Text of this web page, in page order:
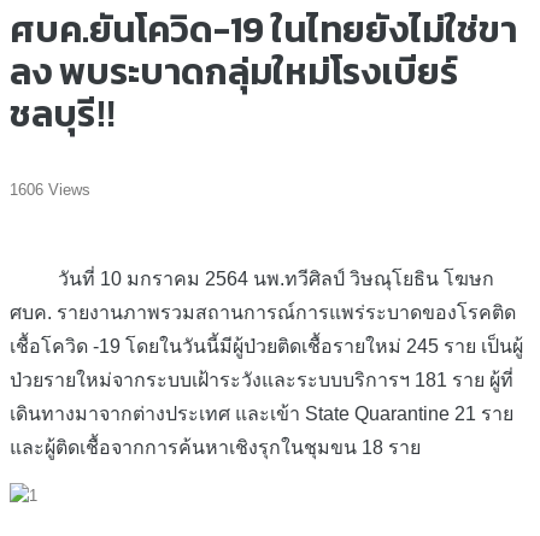
ศบค.ยันโควิด-19 ในไทยยังไม่ใช่ขา
ลง พบระบาดกลุ่มใหม่โรงเบียร์
ชลบุรี‼️
1606 Views
วันที่ 10 มกราคม 2564 นพ.ทวีศิลป์ วิษณุโยธิน โฆษก
ศบค. รายงานภาพรวมสถานการณ์การแพร่ระบาดของโรคติด
เชื้อโควิด -19 โดยในวันนี้มีผู้ป่วยติดเชื้อรายใหม่ 245 ราย เป็นผู้
ป่วยรายใหม่จากระบบเฝ้าระวังและระบบบริการฯ 181 ราย ผู้ที่
เดินทางมาจากต่างประเทศ และเข้า State Quarantine 21 ราย
และผู้ติดเชื้อจากการค้นหาเชิงรุกในชุมขน 18 ราย